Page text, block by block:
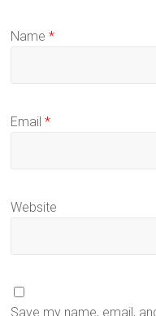
Name*
Email*
Website
Save my name, email,